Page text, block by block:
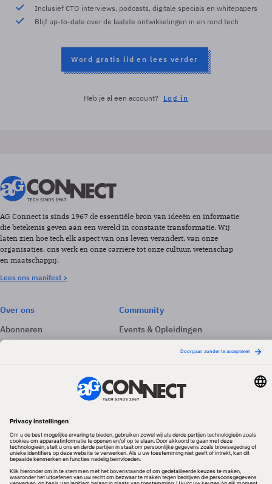
Inclusief CTO interviews, podcasts, digitale specials en whitepapers
Blijf up-to-date over de laatste ontwikkelingen in en rond tech
Word gratis lid en lees verder
Heb je al een account? Log in
AG Connect is sinds 1967 de essentiële bron van ideeën en informatie
die betekenis geven aan een wereld in constante transformatie. Wij
laten zien hoe tech elk aspect van ons leven verandert, van onze
organisaties, ons werk en onze carrière tot onze cultuur, wetenschap
en maatschappij.
Lees ons manifest >
Over ons
Abonneren
Adverteren
Community
Events & Opleidingen
Nieuwsbrieven
Volg ons
Redactionele partner